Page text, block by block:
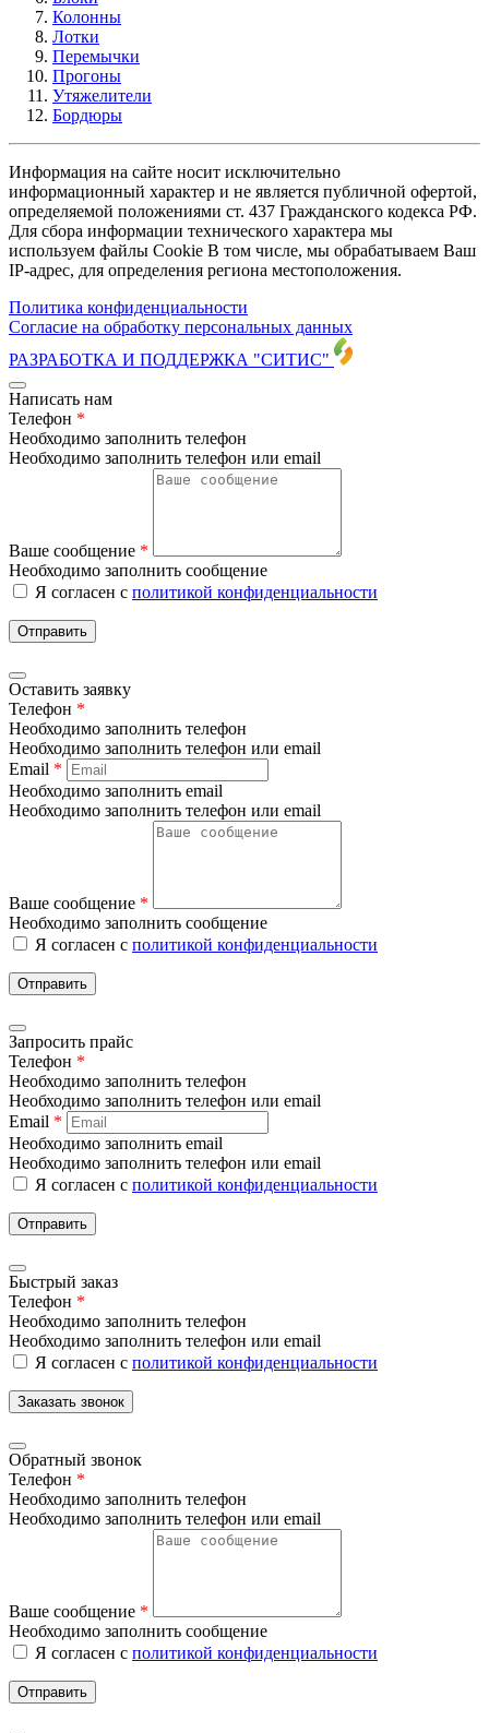
Колонны
Лотки
Перемычки
Прогоны
Утяжелители
Бордюры
Информация на сайте носит исключительно
информационный характер и не является публичной офертой,
определяемой положениями ст. 437 Гражданского кодекса РФ.
Для сбора информации технического характера мы
используем файлы Cookie В том числе, мы обрабатываем Ваш
IP-адрес, для определения региона местоположения.
Политика конфиденциальности
Согласие на обработку персональных данных
РАЗРАБОТКА И ПОДДЕРЖКА "СИТИС"
Написать нам
Телефон *
Необходимо заполнить телефон
Необходимо заполнить телефон или email
Ваше сообщение *
Необходимо заполнить сообщение
Я согласен с политикой конфиденциальности
Отправить
Оставить заявку
Телефон *
Необходимо заполнить телефон
Необходимо заполнить телефон или email
Email *
Необходимо заполнить email
Необходимо заполнить телефон или email
Ваше сообщение *
Необходимо заполнить сообщение
Я согласен с политикой конфиденциальности
Отправить
Запросить прайс
Телефон *
Необходимо заполнить телефон
Необходимо заполнить телефон или email
Email *
Необходимо заполнить email
Необходимо заполнить телефон или email
Я согласен с политикой конфиденциальности
Отправить
Быстрый заказ
Телефон *
Необходимо заполнить телефон
Необходимо заполнить телефон или email
Я согласен с политикой конфиденциальности
Заказать звонок
Обратный звонок
Телефон *
Необходимо заполнить телефон
Необходимо заполнить телефон или email
Ваше сообщение *
Необходимо заполнить сообщение
Я согласен с политикой конфиденциальности
Отправить